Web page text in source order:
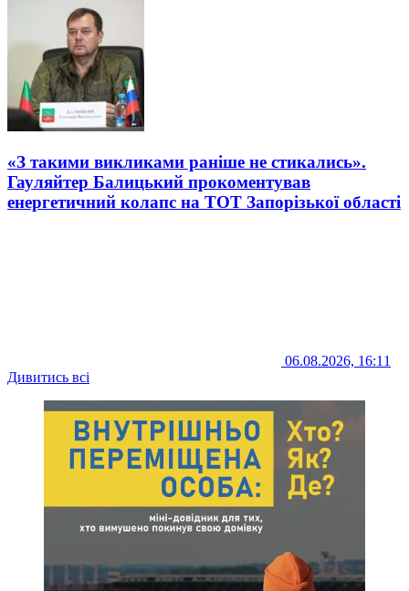
«З такими викликами раніше не стикались».
Гауляйтер Балицький прокоментував
енергетичний колапс на ТОТ Запорізької області
06.08.2026, 16:11
Дивитись всі